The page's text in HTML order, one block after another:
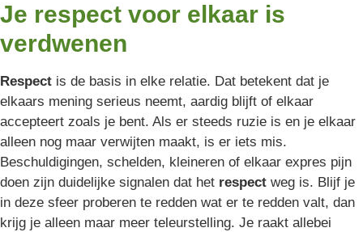
Je respect voor elkaar is
verdwenen
Respect is de basis in elke relatie. Dat betekent dat je
elkaars mening serieus neemt, aardig blijft of elkaar
accepteert zoals je bent. Als er steeds ruzie is en je elkaar
alleen nog maar verwijten maakt, is er iets mis.
Beschuldigingen, schelden, kleineren of elkaar expres pijn
doen zijn duidelijke signalen dat het respect weg is. Blijf je
in deze sfeer proberen te redden wat er te redden valt, dan
krijg je alleen maar meer teleurstelling. Je raakt allebei